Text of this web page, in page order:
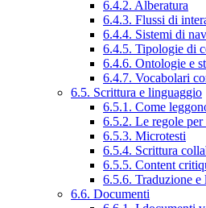
6.4.2. Alberatura
6.4.3. Flussi di
6.4.4. Sistemi di
6.4.5. Tipologie di
6.4.6. Ontologie e
6.4.7. Vocabolari
6.5. Scrittura e linguaggio
6.5.1. Come
6.5.2. Le regole
6.5.3. Microtesti
6.5.4. Scrittura
6.5.5. Content
6.5.6. Traduzione e
6.6. Documenti